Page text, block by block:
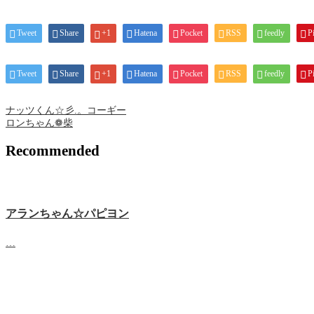
Tweet Share +1 Hatena Pocket RSS feedly
Tweet Share +1 Hatena Pocket RSS feedly
ナッツくん☆彡.。コーギー
ロンちゃん❁ 柴
Recommended
アランちゃん☆パピヨン